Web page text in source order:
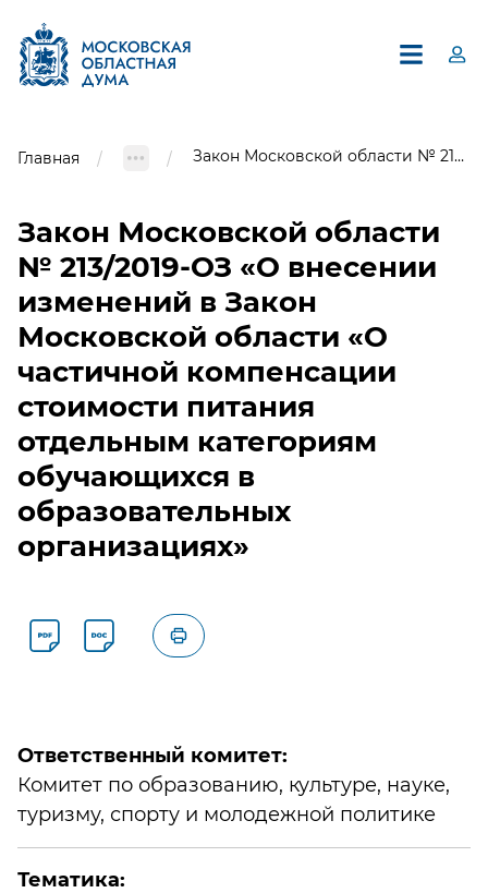
Главная Закон Московской области № 213/2019-ОЗ «О внесении изменений в Закон Московской области «О частичной компенсации стоимости питания отдельным категориям обучающихся в образовательных организациях»
Закон Московской области
№ 213/2019-ОЗ «О внесении
изменений в Закон
Московской области «О
частичной компенсации
стоимости питания
отдельным категориям
обучающихся в
образовательных
организациях»
Ответственный комитет:
Комитет по образованию, культуре, науке,
туризму, спорту и молодежной политике
Тематика:
Единый контакт-центр
Московской областной Думы
8 (495) 594-94-94
В контакт-центре можно получить информацию по
вопросам, относящимся
к компетенции Мособлдумы и её профильных комитетов, а
также записаться
приёмной Думы.